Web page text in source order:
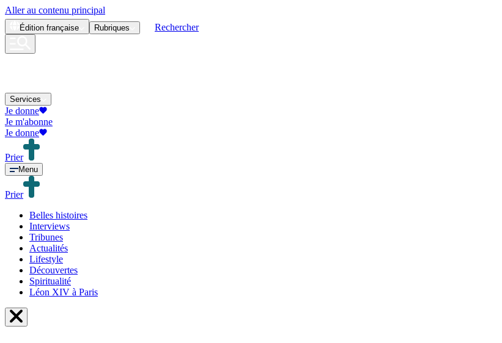
Aller au contenu principal
Édition française Rubriques Rechercher
Services
Je donne
Je m'abonne
Je donne
Prier
Menu
Prier
Belles histoires
Interviews
Tribunes
Actualités
Lifestyle
Découvertes
Spiritualité
Léon XIV à Paris